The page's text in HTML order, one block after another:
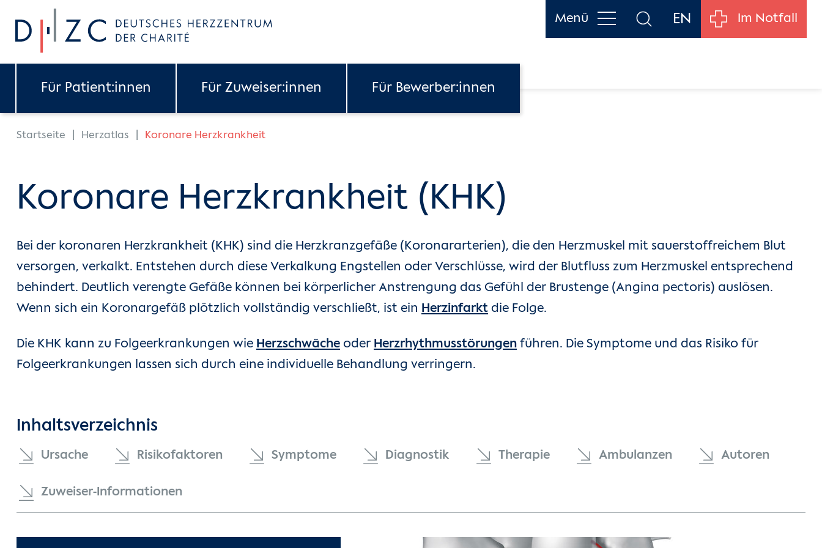
Skip to main content
Menü EN Im Notfall
Für Patient:innen Für Zuweiser:innen Für Bewerber:innen
You are here:
Startseite Herzatlas Koronare Herzkrankheit
Koronare Herzkrankheit (KHK)
Bei der koronaren Herzkrankheit (KHK) sind die Herzkranzgefäße (Koronararterien), die den Herzmuskel mit sauerstoffreichem Blut
versorgen, verkalkt. Entstehen durch diese Verkalkung Engstellen oder Verschlüsse, wird der Blutfluss zum Herzmuskel entsprechend
behindert. Deutlich verengte Gefäße können bei körperlicher Anstrengung das Gefühl der Brustenge (Angina pectoris) auslösen.
Wenn sich ein Koronargefäß plötzlich vollständig verschließt, ist ein Herzinfarkt die Folge.
Die KHK kann zu Folgeerkrankungen wie Herzschwäche oder Herzrhythmusstörungen führen. Die Symptome und das Risiko für
Folgeerkrankungen lassen sich durch eine individuelle Behandlung verringern.
Inhaltsverzeichnis
Ursache Risikofaktoren Symptome Diagnostik Therapie Ambulanzen Autoren
Zuweiser-Informationen